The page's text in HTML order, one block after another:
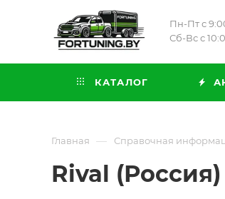
Пн-Пт с
Сб-Вс с
КАТАЛОГ
Главная — Справочная
Rival (Россия)